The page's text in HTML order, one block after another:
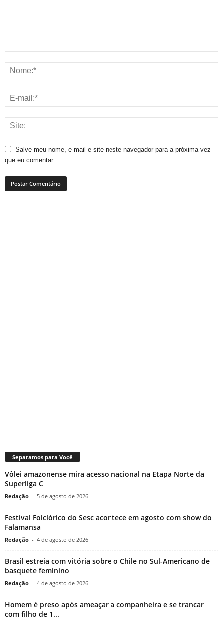
Salve meu nome, e-mail e site neste navegador para a próxima vez
que eu comentar.
Separamos para Você
Vôlei amazonense mira acesso nacional na Etapa Norte da
Superliga C
Redação - 5 de agosto de 2026
Festival Folclórico do Sesc acontece em agosto com show do
Falamansa
Redação - 4 de agosto de 2026
Brasil estreia com vitória sobre o Chile no Sul-Americano de
basquete feminino
Redação - 4 de agosto de 2026
Homem é preso após ameaçar a companheira e se trancar
com filho de 1...